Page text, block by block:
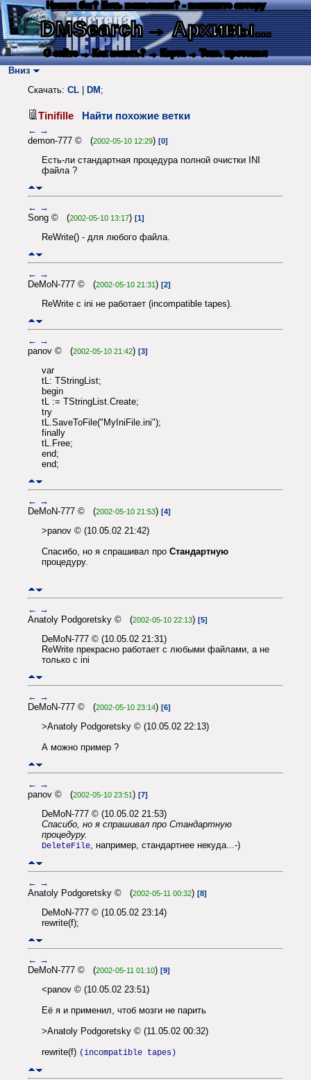
Нашли баг? Есть пожелания? - напишите автору
DMSearch→ Архивы...
О сайте → Как искать? → Карта → Текс. протокол
Вниз
Скачать: CL DM ;
Tinifille Найти похожие ветки
← →
demon-777 © (2002-05-10 12:29) [0]
Есть-ли стандартная процедура полной очистки INI
файла ?
← →
Song © (2002-05-10 13:17) [1]
ReWrite() - для любого файла.
← →
DeMoN-777 © (2002-05-10 21:31) [2]
ReWrite c ini не работает (incompatible tapes).
← →
panov © (2002-05-10 21:42) [3]
var
tL: TStringList;
begin
tL := TStringList.Create;
try
tL.SaveToFile("MyIniFile.ini");
finally
tL.Free;
end;
end;
← →
DeMoN-777 © (2002-05-10 21:53) [4]
>panov © (10.05.02 21:42)
Спасибо, но я спрашивал про Стандартную
процедуру.
← →
Anatoly Podgoretsky © (2002-05-10 22:13) [5]
DeMoN-777 © (10.05.02 21:31)
ReWrite прекрасно работает с любыми файлами, а не
только с ini
← →
DeMoN-777 © (2002-05-10 23:14) [6]
>Anatoly Podgoretsky © (10.05.02 22:13)
А можно пример ?
← →
panov © (2002-05-10 23:51) [7]
DeMoN-777 © (10.05.02 21:53)
Спасибо, но я спрашивал про Стандартную
процедуру.
DeleteFile , например, стандартнее некуда...-)
← →
Anatoly Podgoretsky © (2002-05-11 00:32) [8]
DeMoN-777 © (10.05.02 23:14)
rewrite(f);
← →
DeMoN-777 © (2002-05-11 01:10) [9]
<panov © (10.05.02 23:51)
Её я и применил, чтоб мозги не парить
>Anatoly Podgoretsky © (11.05.02 00:32)
rewrite(f) (incompatible tapes)